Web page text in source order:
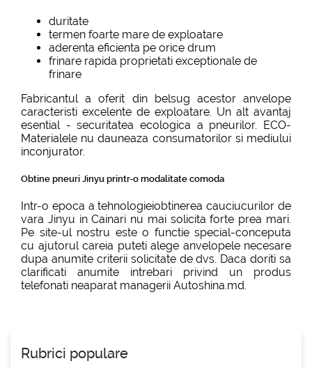
duritate
termen foarte mare de exploatare
aderenta eficienta pe orice drum
frinare rapida proprietati exceptionale de
frinare
Fabricantul a oferit din belsug acestor anvelope
caracteristi excelente de exploatare. Un alt avantaj
esential - securitatea ecologica a pneurilor. ECO-
Materialele nu dauneaza consumatorilor si mediului
inconjurator.
Obtine pneuri Jinyu printr-o modalitate comoda
Intr-o epoca a tehnologieiobtinerea cauciucurilor de
vara Jinyu in Cainari nu mai solicita forte prea mari.
Pe site-ul nostru este o functie special-conceputa
cu ajutorul careia puteti alege anvelopele necesare
dupa anumite criterii solicitate de dvs. Daca doriti sa
clarificati anumite intrebari privind un produs
telefonati neaparat managerii Autoshina.md.
Rubrici populare